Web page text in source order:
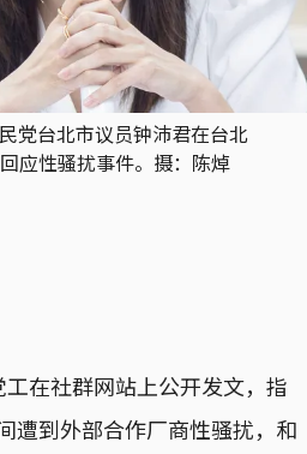
党台北市议员钟沛君在台北
应性骚扰事件。摄：陈焯
在社群网站上公开发文，指
遭到外部合作厂商性骚扰，和